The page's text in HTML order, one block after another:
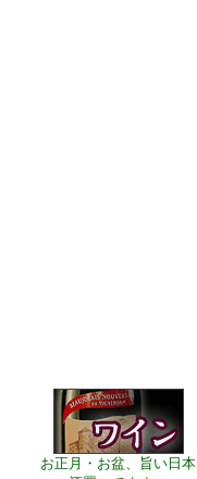
お正月・お盆、旨い日本